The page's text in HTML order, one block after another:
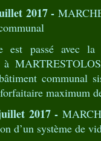
2017 -
est passé avec
communal
maximum
2017 -
d’un système de